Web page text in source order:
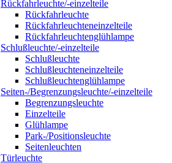
Rückfahrleuchte/-einzelteile
Rückfahrleuchte
Rückfahrleuchteneinzelteile
Rückfahrleuchtenglühlampe
Schlußleuchte/-einzelteile
Schlußleuchte
Schlußleuchteneinzelteile
Schlußleuchtenglühlampe
Seiten-/Begrenzungsleuchte/-einzelteile
Begrenzungsleuchte
Einzelteile
Glühlampe
Park-/Positionsleuchte
Seitenleuchten
Türleuchte